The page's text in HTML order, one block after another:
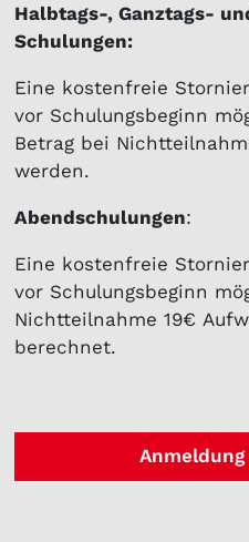
Halbtags-, Ganztags-
Schulungen:
Eine kostenfreie
vor Schulungsbeginn
Betrag bei
werden.
Abendschulungen:
Eine kostenfreie
vor Schulungsbeginn
Nichtteilnahme 19€
berechnet.